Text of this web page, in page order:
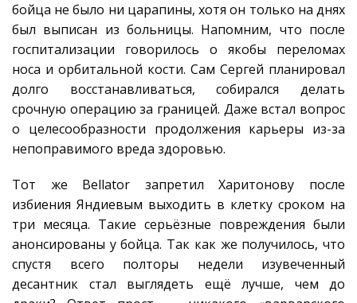
бойца не было ни царапины, хотя он только на днях
был выписан из больницы. Напомним, что после
госпитализации говорилось о якобы переломах
носа и орбитальной кости. Сам Сергей планировал
долго восстанавливаться, собирался делать
срочную операцию за границей. Даже встал вопрос
о целесообразности продолжения карьеры из-за
непоправимого вреда здоровью.
Тот же Bellator запретил Харитонову после
избиения Яндиевым выходить в клетку сроком на
три месяца. Такие серьёзные повреждения были
анонсированы у бойца. Так как же получилось, что
спустя всего полторы недели изувеченный
десантник стал выглядеть ещё лучше, чем до